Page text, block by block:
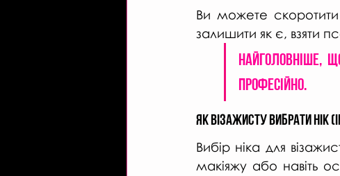
Ви можете
залишити як є, взяти
Найголовніше,
професійно.
Як візажисту вибрати нік
Вибір ніка для
макіяжу або навіть